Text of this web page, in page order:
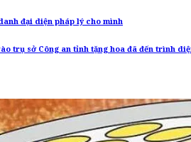
đại diện pháp lý cho mình
trụ sở Công an tỉnh tặng hoa đã đến trình